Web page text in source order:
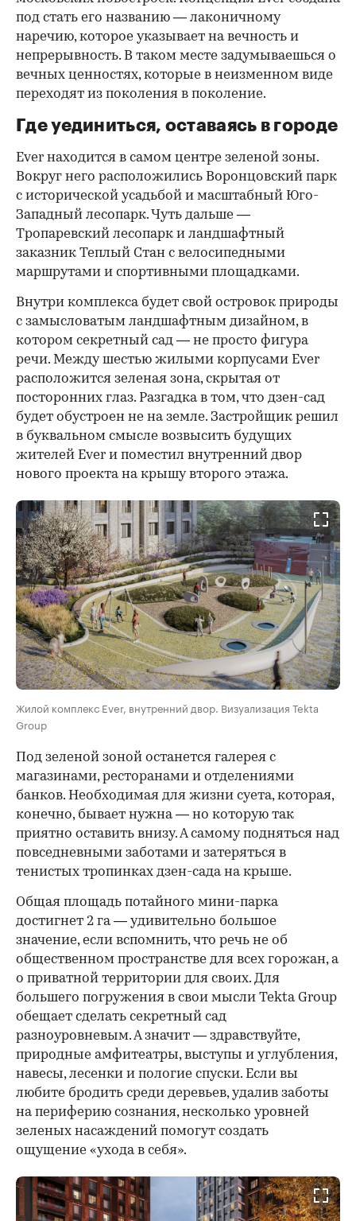
под стать его названию — лаконичному
наречию, которое указывает на вечность и
непрерывность. В таком месте задумываешься о
вечных ценностях, которые в неизменном виде
переходят из поколения в поколение.
Где уединиться, оставаясь в городе
Ever находится в самом центре зеленой зоны.
Вокруг него расположились Воронцовский парк
с исторической усадьбой и масштабный Юго-
Западный лесопарк. Чуть дальше —
Тропаревский лесопарк и ландшафтный
заказник Теплый Стан с велосипедными
маршрутами и спортивными площадками.
Внутри комплекса будет свой островок природы
с замысловатым ландшафтным дизайном, в
котором секретный сад — не просто фигура
речи. Между шестью жилыми корпусами Ever
расположится зеленая зона, скрытая от
посторонних глаз. Разгадка в том, что дзен-сад
будет обустроен не на земле. Застройщик решил
в буквальном смысле возвысить будущих
жителей Ever и поместил внутренний двор
нового проекта на крышу второго этажа.
Жилой комплекс Ever, внутренний двор. Визуализация Tekta
Group
Под зеленой зоной останется галерея с
магазинами, ресторанами и отделениями
банков. Необходимая для жизни суета, которая,
конечно, бывает нужна — но которую так
приятно оставить внизу. А самому подняться над
повседневными заботами и затеряться в
тенистых тропинках дзен-сада на крыше.
Общая площадь потайного мини-парка
достигнет 2 га — удивительно большое
значение, если вспомнить, что речь не об
общественном пространстве для всех горожан, а
о приватной территории для своих. Для
большего погружения в свои мысли Tekta Group
обещает сделать секретный сад
разноуровневым. А значит — здравствуйте,
природные амфитеатры, выступы и углубления,
навесы, лесенки и пологие спуски. Если вы
любите бродить среди деревьев, удалив заботы
на периферию сознания, несколько уровней
зеленых насаждений помогут создать
ощущение «ухода в себя».